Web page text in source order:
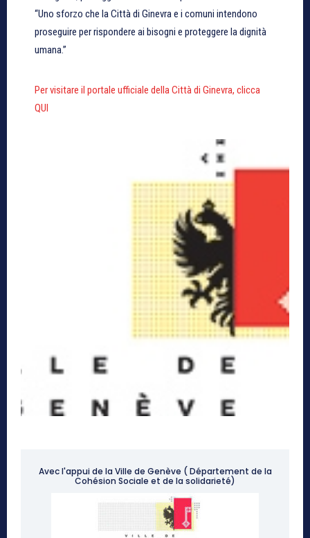
“Uno sforzo che la Città di Ginevra e i comuni intendono
proseguire per rispondere ai bisogni e proteggere la dignità
umana.”
Per visitare il portale ufficiale della Città di Ginevra, clicca
QUI
Avec l'appui de la Ville de Genève ( Département de la
Cohésion Sociale et de la solidarieté)